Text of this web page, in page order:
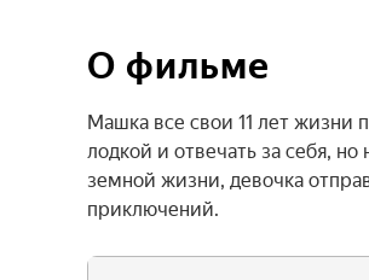
О фильме
Машка все свои 11 лет жизни
лодкой и отвечать за себя,
земной жизни, девочка
приключений.